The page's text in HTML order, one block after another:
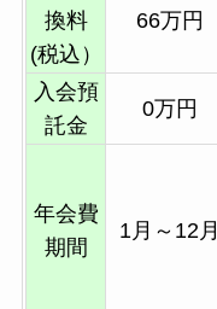
換料
(税込）
66万円
入会預
託金
0万円
年会費
期間
1月～12月